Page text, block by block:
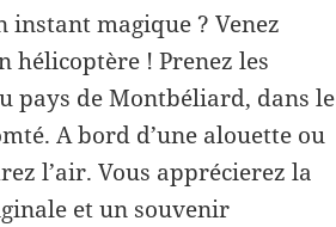
instant magique ? Venez
hélicoptère ! Prenez les
pays de Montbéliard, dans le
A bord d’une alouette ou
l’air. Vous apprécierez la
et un souvenir